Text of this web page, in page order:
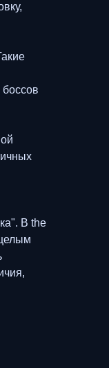
В the